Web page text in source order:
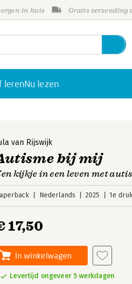
in huis Gratis verzending
lerenNu lezen
van Rijswijk
bij mij
kijkje in een leven met
Nederlands 2025 1e
17,50
In winkelwagen
Levertijd ongeveer 5 werkdagen